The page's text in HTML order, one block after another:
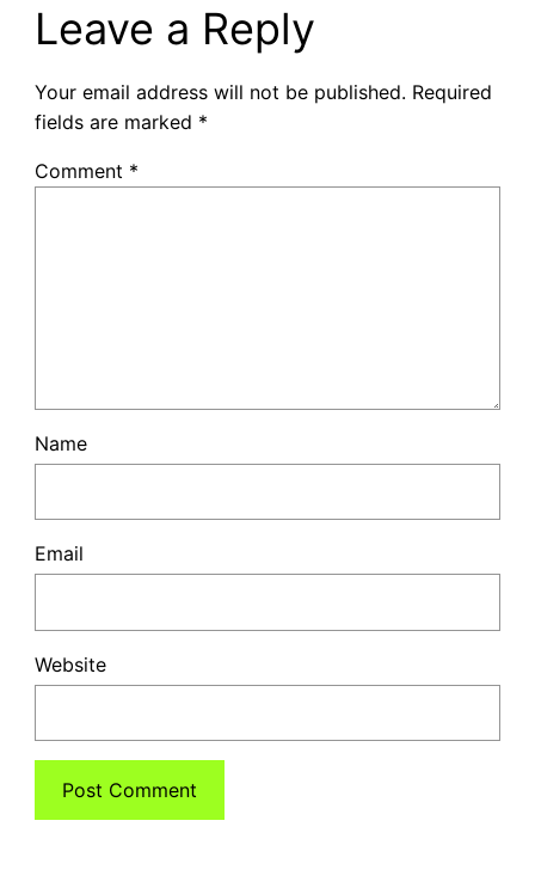
Leave a Reply
Your email address will not be published. Required
fields are marked *
Comment *
Name
Email
Website